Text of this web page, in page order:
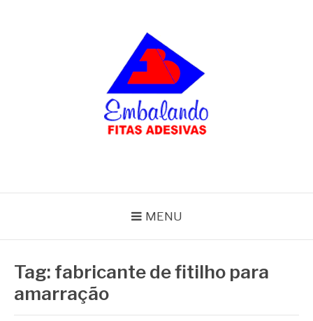
MENU
Tag: fabricante de fitilho para
amarração